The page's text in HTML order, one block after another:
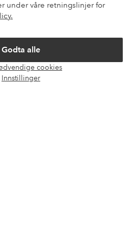
under våre retningslinjer for
Godta alle
cookies
Innstillinger